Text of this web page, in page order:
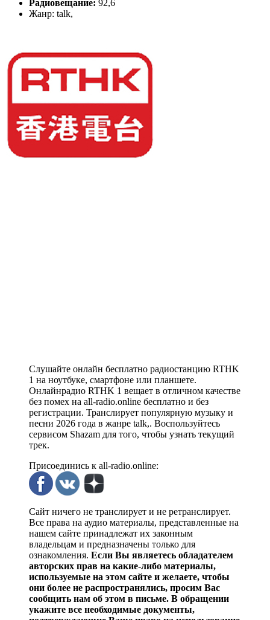
Радиовещание: 92,6
Жанр: talk,
Слушайте онлайн бесплатно радиостанцию RTHK
1 на ноутбуке, смартфоне или планшете.
Онлайнрадио RTHK 1 вещает в отличном качестве
без помех на all-radio.online бесплатно и без
регистрации. Транслирует популярную музыку и
песни 2026 года в жанре talk,. Воспользуйтесь
сервисом Shazam для того, чтобы узнать текущий
трек.
Присоединись к all-radio.online:
Сайт ничего не транслирует и не ретранслирует.
Все права на аудио материалы, представленные на
нашем сайте принадлежат их законным
владельцам и предназначены только для
ознакомления. Если Вы являетесь обладателем
авторских прав на какие-либо материалы,
используемые на этом сайте и желаете, чтобы
они более не распространялись, просим Вас
сообщить нам об этом в письме. В обращении
укажите все необходимые документы,